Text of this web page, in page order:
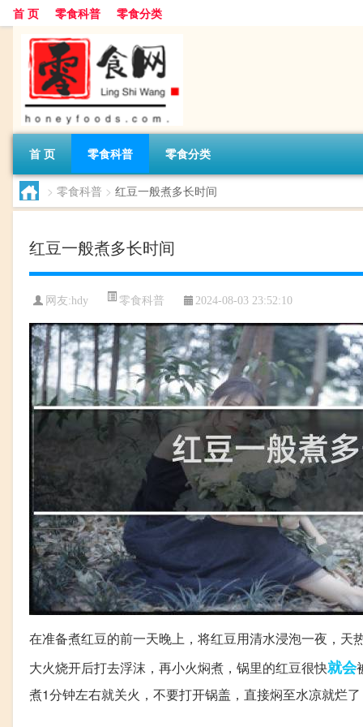
首 页 零食科普 零食分类
首 页 零食科普 零食分类
> 零食科普 > 红豆一般煮多长时间
红豆一般煮多长时间
网友:hdy 零食科普 2024-08-03 23:52:10
在准备煮红豆的前一天晚上，将红豆用清水浸泡一夜，天
大火烧开后打去浮沫，再小火焖煮，锅里的红豆很快就会
煮1分钟左右就关火，不要打开锅盖，直接焖至水凉就烂